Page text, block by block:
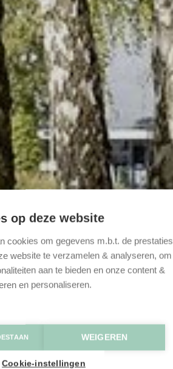
op deze website
cookies om gegevens m.b.t. de prestaties
website te verzamelen & analyseren, om
aan te bieden en onze content &
en personaliseren.
WEIGEREN
Cookie-instellingen